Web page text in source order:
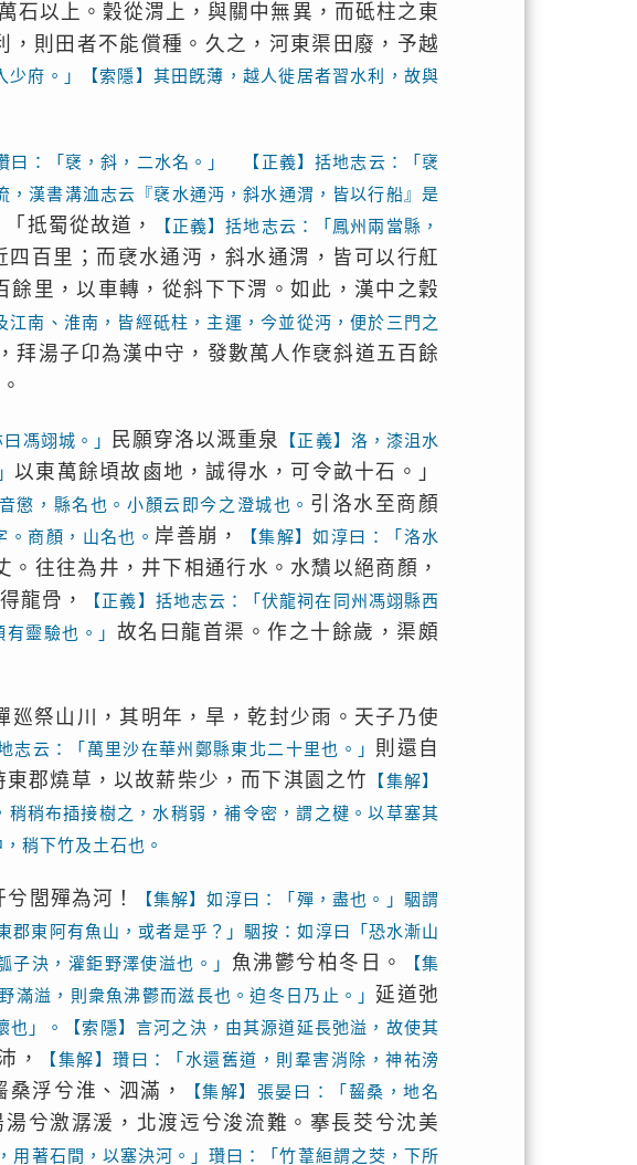
石以上。穀從渭上，與關中無異，而砥柱之東
則田者不能償種。久之，河東渠田廢，予越
少府。」【索隱】其田旣薄，越人徙居者習水利，故與
曰：「裦，斜，二水名。」 【正義】括地志云：「裦
漢書溝洫志云『裦水通沔，斜水通渭，皆以行船』是
抵蜀從故道，
【正義】括地志云：「鳳州兩當縣，
百里；而裦水通沔，斜水通渭，皆可以行舡
餘里，以車轉，從斜下下渭。如此，漢中之穀
南、淮南，皆經砥柱，主運，今並從沔，便於三門之
拜湯子卬為漢中守，發數萬人作裦斜道五百餘
馮翊城。」 民願穿洛以溉重泉
【正義】洛，漆沮水
以東萬餘頃故鹵地，誠得水，可令畝十石。」
懲，縣名也。小顏云即今之澄城也。 引洛水至商顏
商顏，山名也。 岸善崩，
【集解】如淳曰：「洛水
。往往為井，井下相通行水。水穨以絕商顏，
龍骨，
【正義】括地志云：「伏龍祠在同州馮翊縣西
靈驗也。」 故名曰龍首渠。作之十餘歲，渠頗
祭山川，其明年，旱，乾封少雨。天子乃使
志云：「萬里沙在華州鄭縣東北二十里也。」 則還自
郡燒草，以故薪柴少，而下淇園之竹
【集解】
稍稍布插接樹之，水稍弱，補令密，謂之楗。以草塞其
稍下竹及土石也。
閭殫為河！
【集解】如淳曰：「殫，盡也。」駰謂
郡東阿有魚山，或者是乎？」駰按：如淳曰「恐水漸山
子決，灌鉅野澤使溢也。」 魚沸鬱兮柏冬日。
【集
溢，則衆魚沸鬱而滋長也。迫冬日乃止。」 延道弛
也」。【索隱】言河之決，由其源道延長弛溢，故使其
，
【集解】瓚曰：「水還舊道，則羣害消除，神祐滂
浮兮淮、泗滿，
【集解】張晏曰：「齧桑，地名
兮激潺湲，北渡迃兮浚流難。搴長茭兮沈美
用著石間，以塞決河。」瓚曰：「竹葦絙謂之茭，下所